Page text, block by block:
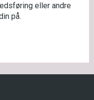
eller andre
på.